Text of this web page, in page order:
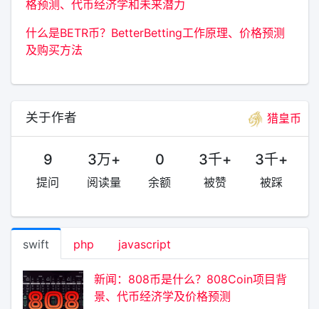
格预测、代币经济学和未来潜力
什么是BETR币？BetterBetting工作原理、价格预测
及购买方法
关于作者 猎皇币
9
提问
3万+
阅读量
0
余额
3千+
被赞
3千+
被踩
swift php javascript
新闻：808币是什么？808Coin项目背
景、代币经济学及价格预测